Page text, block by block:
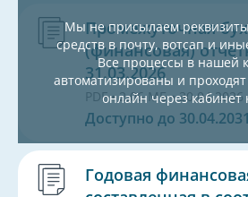
Промежуточная
(финансовая)
31.03.2026
PDF • 2.06 МБ • 30.04.2026
Доступно до 30.04.2031
Годовая
Мы не присылаем
средств в почту, вотсап и
Все процессы в нашей
автоматизированы и
онлайн через кабинет